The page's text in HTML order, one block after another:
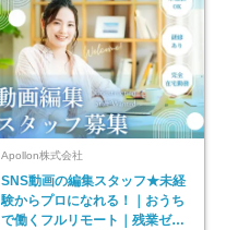
Apollon株式会社
SNS動画の編集スタッフ★未経
験からプロになれる！｜おうち
で働くフルリモート｜残業ゼロ